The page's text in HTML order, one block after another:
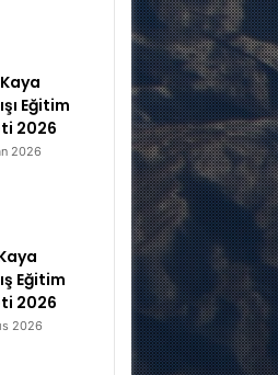
Eğitim
2026
2026
Eğitim
2026
2026